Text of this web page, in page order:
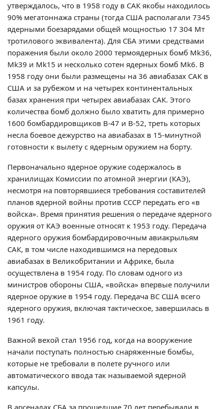
утверждалось, что в 1958 году в САК якобы находилось
90% мегатоннажа страны (тогда США располагали 7345
ядерными боезарядами общей мощностью 17 304 Мт
тротилового эквивалента). Для СБА этими средствами
поражения были около 2000 термоядерных бомб Mk36,
Mk39 и Mk15 и несколько сотен ядерных бомб Mk6. В
1958 году они были размещены на 36 авиабазах САК в
США и за рубежом и на четырех континентальных
базах хранения при четырех авиабазах САК. Этого
количества бомб должно было хватить для примерно
1600 бомбардировщиков В-47 и В-52, треть которых
несла боевое дежурство на авиабазах в 15-минутной
готовности к вылету с ядерным оружием на борту.
Первоначально ядерное оружие содержалось в
хранилищах Комиссии по атомной энергии (КАЭ),
несмотря на повторявшиеся требования составителей
планов ядерной войны против СССР передать его «в
войска». Время принятия решения о передаче ядерного
оружия от КАЭ военные относят к 1953 году. Передача
ядерного оружия бомбардировочным авиакрыльям
САК, в том числе находившимся на передовых
авиабазах в Великобритании и Африке, была
осуществлена в 1954 году. По словам одного из
министров обороны США, «войска» впервые получили
ядерное оружие в 1954 году. Передача ВС США всего
ядерного оружия, включая тактическое, завершилась в
1961 году.
Важной вехой стал 1956 год, когда на вооружение
начали поступать полностью снаряженные бомбы,
которые не требовали в полете ручного или
автоматического ввода так называемой ядерной
капсулы.